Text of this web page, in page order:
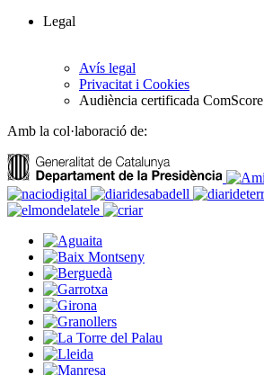
Legal
Avís legal
Privacitat i Cookies
Audiència certificada ComScore
Amb la col·laboració de: